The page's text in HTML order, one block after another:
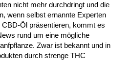
nicht mehr durchdringt und die
wenn selbst ernannte Experten
Öl präsentieren, kommt es
rund um eine mögliche
Zwar ist bekannt und in
durch strenge THC